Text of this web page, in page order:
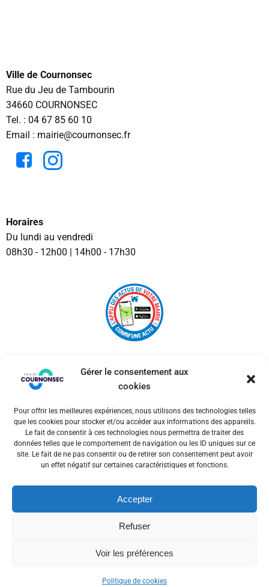
Gérer le consentement aux
cookies
Pour offrir les meilleures expériences, nous utilisons des technologies telles
que les cookies pour stocker et/ou accéder aux informations des appareils.
Le fait de consentir à ces technologies nous permettra de traiter des
données telles que le comportement de navigation ou les ID uniques sur ce
site. Le fait de ne pas consentir ou de retirer son consentement peut avoir
un effet négatif sur certaines caractéristiques et fonctions.
Accepter
Refuser
Voir les préférences
Politique de cookies
Ville de Cournonsec
Rue du Jeu de Tambourin
34660 COURNONSEC
Tel. : 04 67 85 60 10
Email : mairie@cournonsec.fr
Horaires
Du lundi au vendredi
08h30 - 12h00 | 14h00 - 17h30
© 2026 Ville de Cournonsec. Un service proposé par
Comm'un Site
Mentions légales